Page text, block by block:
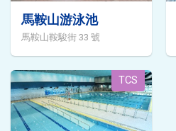
馬鞍山游泳池
馬鞍山鞍駿街 33 號
TCS